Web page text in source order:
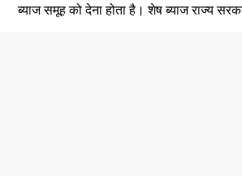
ब्याज समूह को देना होता है। शेष ब्याज राज्य